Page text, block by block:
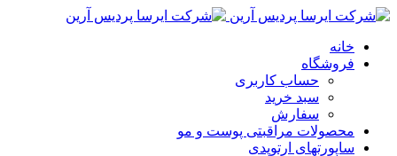
خانه
فروشگاه
حساب کاربری
سبد خرید
سفارش
محصولات مراقبتی پوست و مو
ساپورتهای ارتوپدی